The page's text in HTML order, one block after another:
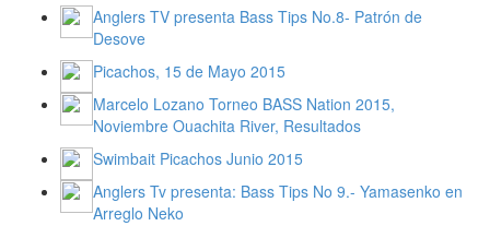
Anglers TV presenta Bass Tips No.8- Patrón de
Desove
Picachos, 15 de Mayo 2015
Marcelo Lozano Torneo BASS Nation 2015,
Noviembre Ouachita River, Resultados
Swimbait Picachos Junio 2015
Anglers Tv presenta: Bass Tips No 9.- Yamasenko en
Arreglo Neko